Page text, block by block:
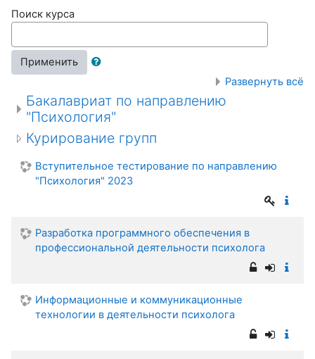
Поиск курса
Применить
Развернуть всё
Бакалавриат по направлению
"Психология"
Курирование групп
Вступительное тестирование по направлению
"Психология" 2023
Разработка программного обеспечения в
профессиональной деятельности психолога
Информационные и коммуникационные
технологии в деятельности психолога